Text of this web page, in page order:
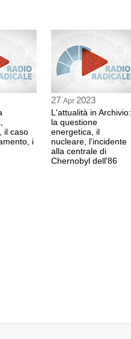
il caso
i
27 Apr 2023
L'attualità in Archivio:
la questione
energetica, il
nucleare, l'incidente
alla centrale di
Chernobyl dell'86